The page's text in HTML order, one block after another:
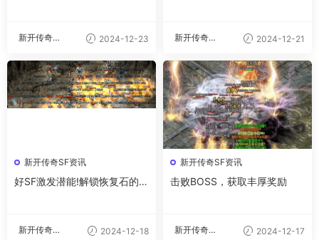
新开传奇私
2024-12-23
新开传奇私
2024-12-21
新开传奇SF资讯
好SF激发潜能!解锁恢复石的强
新开传奇私
2024-12-18
新开传奇SF资讯
击败BOSS，获取丰厚奖励
新开传奇私
2024-12-17